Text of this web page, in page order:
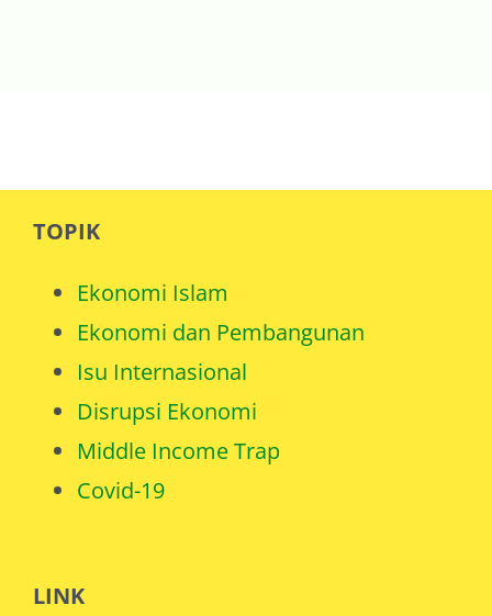
TOPIK
Ekonomi Islam
Ekonomi dan Pembangunan
Isu Internasional
Disrupsi Ekonomi
Middle Income Trap
Covid-19
LINK